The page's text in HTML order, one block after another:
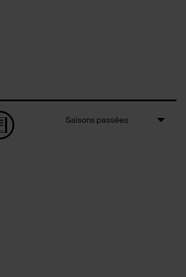
Saisons passées